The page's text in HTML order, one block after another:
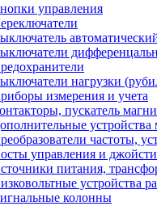
управления
нагрузки
измерения и учета
пускатель
частоты,
управления и
питания,
устройства
колонны